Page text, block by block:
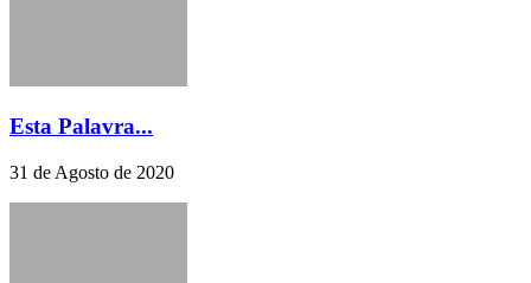
Esta Palavra...
31 de Agosto de 2020